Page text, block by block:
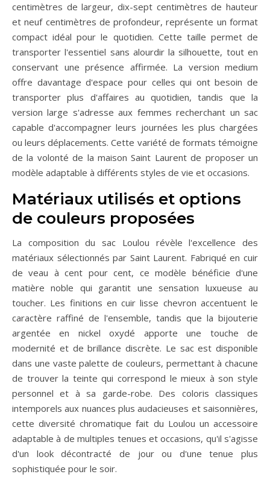
centimètres de largeur, dix-sept centimètres de hauteur
et neuf centimètres de profondeur, représente un format
compact idéal pour le quotidien. Cette taille permet de
transporter l'essentiel sans alourdir la silhouette, tout en
conservant une présence affirmée. La version medium
offre davantage d'espace pour celles qui ont besoin de
transporter plus d'affaires au quotidien, tandis que la
version large s'adresse aux femmes recherchant un sac
capable d'accompagner leurs journées les plus chargées
ou leurs déplacements. Cette variété de formats témoigne
de la volonté de la maison Saint Laurent de proposer un
modèle adaptable à différents styles de vie et occasions.
Matériaux utilisés et options
de couleurs proposées
La composition du sac Loulou révèle l'excellence des
matériaux sélectionnés par Saint Laurent. Fabriqué en cuir
de veau à cent pour cent, ce modèle bénéficie d'une
matière noble qui garantit une sensation luxueuse au
toucher. Les finitions en cuir lisse chevron accentuent le
caractère raffiné de l'ensemble, tandis que la bijouterie
argentée en nickel oxydé apporte une touche de
modernité et de brillance discrète. Le sac est disponible
dans une vaste palette de couleurs, permettant à chacune
de trouver la teinte qui correspond le mieux à son style
personnel et à sa garde-robe. Des coloris classiques
intemporels aux nuances plus audacieuses et saisonnières,
cette diversité chromatique fait du Loulou un accessoire
adaptable à de multiples tenues et occasions, qu'il s'agisse
d'un look décontracté de jour ou d'une tenue plus
sophistiquée pour le soir.